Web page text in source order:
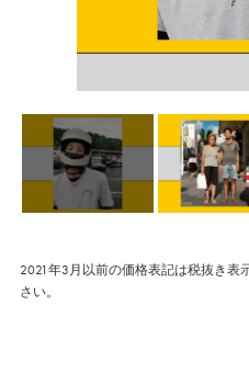
2021年3月以前の価格表記は税抜き表
さい。